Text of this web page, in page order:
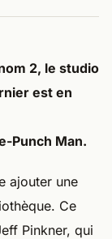
2, le studio
est en
Punch Man.
ajouter une
Ce
Pinkner, qui